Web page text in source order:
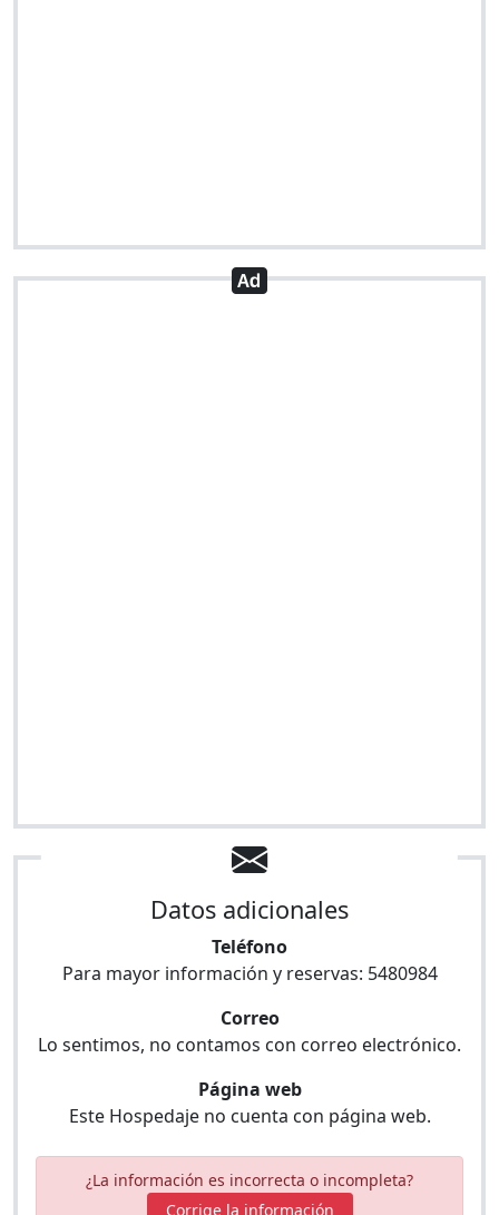
Datos adicionales
Teléfono
Para mayor información y reservas: 5480984
Correo
Lo sentimos, no contamos con correo electrónico.
Página web
Este Hospedaje no cuenta con página web.
¿La información es incorrecta o incompleta?
Corrige la información